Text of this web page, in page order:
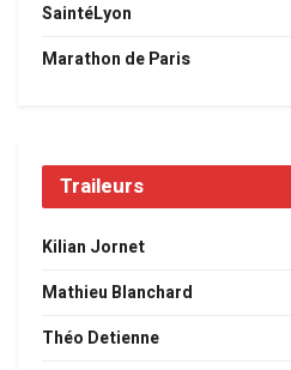
SaintéLyon
Marathon de Paris
Traileurs
Kilian Jornet
Mathieu Blanchard
Théo Detienne